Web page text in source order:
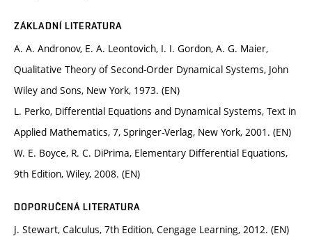
ZÁKLADNÍ LITERATURA
A. A. Andronov, E. A. Leontovich, I. I. Gordon, A. G. Maier,
Qualitative Theory of Second-Order Dynamical Systems, John
Wiley and Sons, New York, 1973. (EN)
L. Perko, Differential Equations and Dynamical Systems, Text in
Applied Mathematics, 7, Springer-Verlag, New York, 2001. (EN)
W. E. Boyce, R. C. DiPrima, Elementary Differential Equations,
9th Edition, Wiley, 2008. (EN)
DOPORUČENÁ LITERATURA
J. Stewart, Calculus, 7th Edition, Cengage Learning, 2012. (EN)